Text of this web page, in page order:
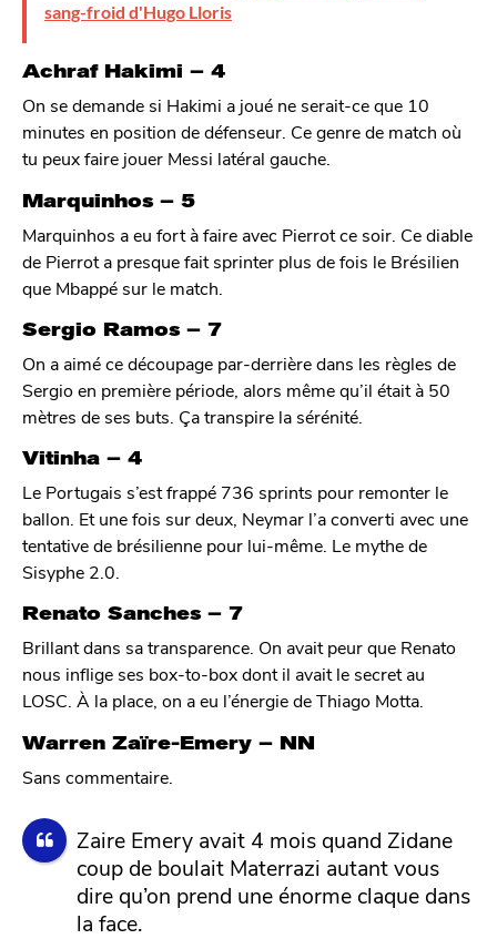
sang-froid d'Hugo Lloris
Achraf Hakimi – 4
On se demande si Hakimi a joué ne serait-ce que 10
minutes en position de défenseur. Ce genre de match où
tu peux faire jouer Messi latéral gauche.
Marquinhos – 5
Marquinhos a eu fort à faire avec Pierrot ce soir. Ce diable
de Pierrot a presque fait sprinter plus de fois le Brésilien
que Mbappé sur le match.
Sergio Ramos – 7
On a aimé ce découpage par-derrière dans les règles de
Sergio en première période, alors même qu’il était à 50
mètres de ses buts. Ça transpire la sérénité.
Vitinha – 4
Le Portugais s’est frappé 736 sprints pour remonter le
ballon. Et une fois sur deux, Neymar l’a converti avec une
tentative de brésilienne pour lui-même. Le mythe de
Sisyphe 2.0.
Renato Sanches – 7
Brillant dans sa transparence. On avait peur que Renato
nous inflige ses box-to-box dont il avait le secret au
LOSC. À la place, on a eu l’énergie de Thiago Motta.
Warren Zaïre-Emery – NN
Sans commentaire.
Zaire Emery avait 4 mois quand Zidane
coup de boulait Materrazi autant vous
dire qu’on prend une énorme claque dans
la face.